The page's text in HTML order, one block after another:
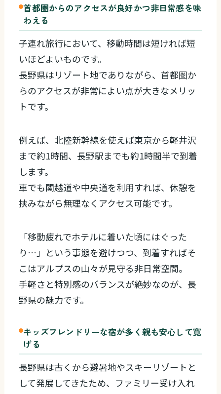
首都圏からのアクセスが良好かつ非日常感を味
わえる
子連れ旅行において、移動時間は短ければ短
いほどよいものです。
長野県はリゾート地でありながら、首都圏か
らのアクセスが非常によい点が大きなメリッ
トです。
例えば、北陸新幹線を使えば東京から軽井沢
まで約1時間、長野駅までも約1時間半で到着
します。
車でも関越道や中央道を利用すれば、休憩を
挟みながら無理なくアクセス可能です。
「移動疲れでホテルに着いた頃にはぐった
り…」という事態を避けつつ、到着すればそ
こはアルプスの山々が見守る非日常空間。
手軽さと特別感のバランスが絶妙なのが、長
野県の魅力です。
キッズフレンドリーな宿が多く親も安心して寛
げる
長野県は古くから避暑地やスキーリゾートと
して発展してきたため、ファミリー受け入れ